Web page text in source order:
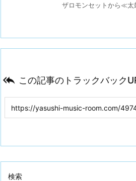
ザロモンセットから≪
 この記事のトラックバック
検索